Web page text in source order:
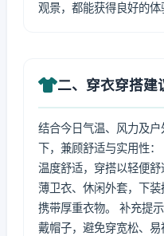
观景，都能获得良好的体
二、穿衣穿搭建
结合今日气温、风力及
下，兼顾舒适与实用性：
温度舒适，穿搭以轻便舒
薄卫衣、休闲外套，下
携带厚重衣物。 补充提
戴帽子，避免穿宽松、